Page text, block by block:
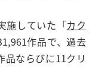
施していた「カク
作品で、過去
品ならびに11クリ